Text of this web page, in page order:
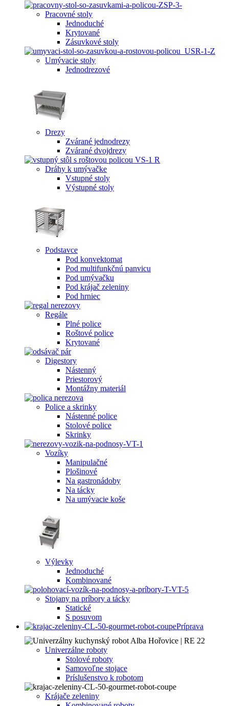
Pracovné stoly
Jednoduché
Krytované
Zásuvkové stoly
Umývacie stoly
Jednodrezové
Drezy
Zvárané jednodrezy
Zvárané dvojdrezy
Dráhy k umývačke
Vstupné stoly
Výstupné stoly
Podstavce
Pod konvektomat
Pod multifunkčnú panvicu
Pod umývačku
Pod krájač zeleniny
Pod hrniec
Regále
Plné police
Roštové police
Krytované
Digestory
Nástenný
Priestorový
Montážny materiál
Police a skrinky
Nástenné police
Stolové police
Skrinky
Vozíky
Manipulačné
Plošinové
Na gastronádoby
Na tácky
Na umývacie koše
Výlevky
Jednoduché
Kombinované
Stojany na príbory a tácky
Statické
S posuvom
Príprava
Univerzálne roboty
Stolové roboty
Samovoľne stojace
Príslušenstvo k robotom
Krájače zeleniny